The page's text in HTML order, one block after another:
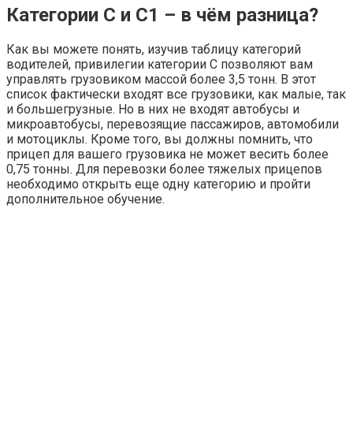
Категории С и С1 – в чём разница?
Как вы можете понять, изучив таблицу категорий
водителей, привилегии категории С позволяют вам
управлять грузовиком массой более 3,5 тонн. В этот
список фактически входят все грузовики, как малые, так
и большегрузные. Но в них не входят автобусы и
микроавтобусы, перевозящие пассажиров, автомобили
и мотоциклы. Кроме того, вы должны помнить, что
прицеп для вашего грузовика не может весить более
0,75 тонны. Для перевозки более тяжелых прицепов
необходимо открыть еще одну категорию и пройти
дополнительное обучение.